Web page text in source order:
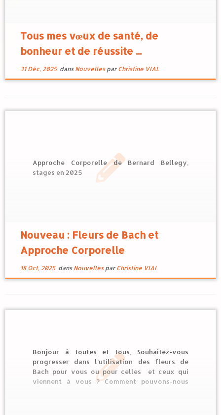
Tous mes vœux de santé, de
bonheur et de réussite ...
31 Déc, 2025dans Nouvelles parChristine VIAL
Approche Corporelle de Bernard Bellegy,
stages en 2025
Nouveau : Fleurs de Bach et
Approche Corporelle
18 Oct, 2025dans Nouvelles parChristine VIAL
Bonjour à toutes et tous, Souhaitez-vous
progresser dans l’utilisation des fleurs de
Bach pour vous ou pour celles et ceux qui
viennent à vous ? Comment pouvons-nous